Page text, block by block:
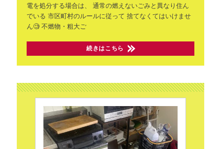
電を処分する場合は、
通常の燃えないごみと異なり住ん
でいる 市区町村のルールに従って 捨てなくてはいけませ
ん🧐 不燃物・粗大ご
続きはこちら